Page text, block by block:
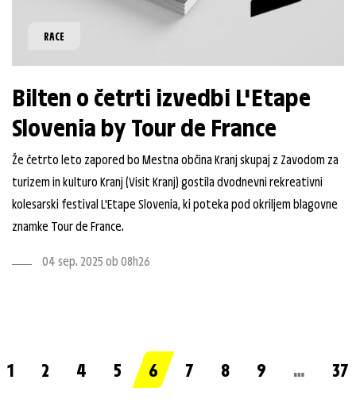
RACE
Bilten o četrti izvedbi L'Etape
Slovenia by Tour de France
Že četrto leto zapored bo Mestna občina Kranj skupaj z Zavodom za
turizem in kulturo Kranj (Visit Kranj) gostila dvodnevni rekreativni
kolesarski festival L'Etape Slovenia, ki poteka pod okriljem blagovne
znamke Tour de France.
04 sep. 2025 ob 08h26
1 2 4 5 6 7 8 9 … 37